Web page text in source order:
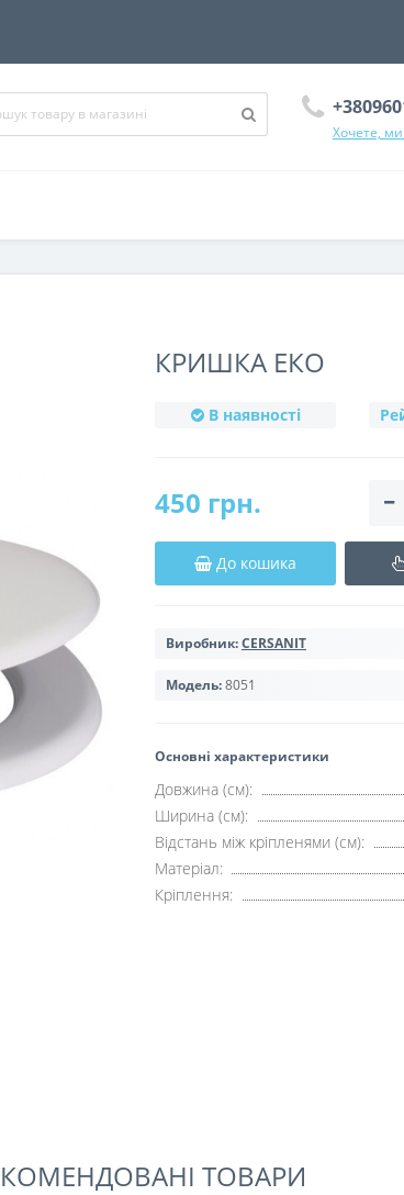
Хочете,
КРИШКА ЕКО
В наявності
450 грн.
До кошика
Виробник:CERSANIT
Модель:8051
Основні характеристики
Довжина (см):
Ширина (см):
Відстань між кріпленями (см):
Матеріал:
Кріплення:
ТОВАРИ